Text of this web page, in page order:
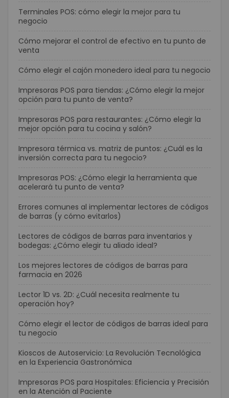
Terminales POS: cómo elegir la mejor para tu
negocio
Cómo mejorar el control de efectivo en tu punto de
venta
Cómo elegir el cajón monedero ideal para tu negocio
Impresoras POS para tiendas: ¿Cómo elegir la mejor
opción para tu punto de venta?
Impresoras POS para restaurantes: ¿Cómo elegir la
mejor opción para tu cocina y salón?
Impresora térmica vs. matriz de puntos: ¿Cuál es la
inversión correcta para tu negocio?
Impresoras POS: ¿Cómo elegir la herramienta que
acelerará tu punto de venta?
Errores comunes al implementar lectores de códigos
de barras (y cómo evitarlos)
Lectores de códigos de barras para inventarios y
bodegas: ¿Cómo elegir tu aliado ideal?
Los mejores lectores de códigos de barras para
farmacia en 2026
Lector 1D vs. 2D: ¿Cuál necesita realmente tu
operación hoy?
Cómo elegir el lector de códigos de barras ideal para
tu negocio
Kioscos de Autoservicio: La Revolución Tecnológica
en la Experiencia Gastronómica
Impresoras POS para Hospitales: Eficiencia y Precisión
en la Atención al Paciente